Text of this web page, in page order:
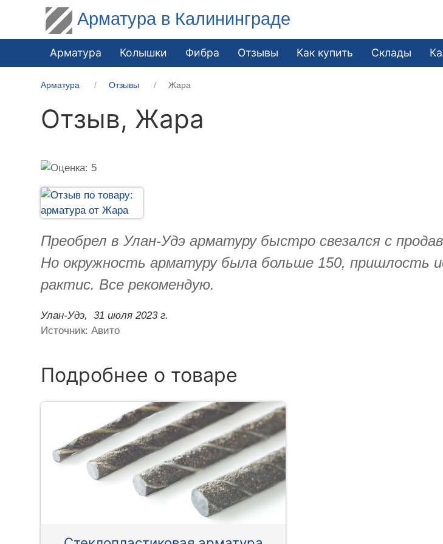
Арматура в Калининграде
Арматура Колышки Фибра Отзывы Как купить Склады
Арматура Отзывы Жара
Отзыв, Жара
Преобрел в Улан-Удэ арматуру быстро свезался с
Но окружность арматуру была больше 150, пришлость
рактис. Все рекомендую.
Улан-Удэ,
31 июля 2023 г.
Источник: Авито
Подробнее о товаре